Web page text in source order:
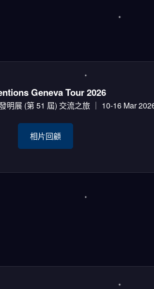
Geneva Tour 2026
明展 (第 51 屆) 交流之旅 ｜ 10-16 Mar
相片回顧